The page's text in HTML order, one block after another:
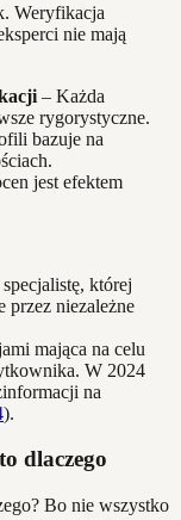
Weryfikacja
nie mają
– Każda
rygorystyczne.
bazuje na
jest efektem
której
przez niezależne
mająca na celu
W 2024
na
).
dlaczego
Bo nie wszystko